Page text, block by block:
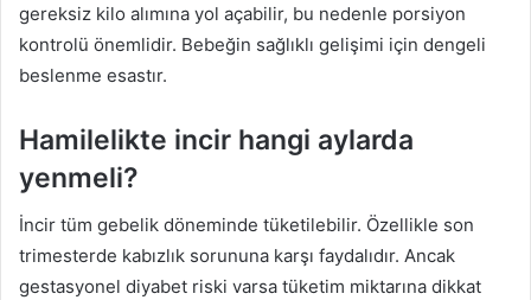
gereksiz kilo alımına yol açabilir, bu nedenle porsiyon
kontrolü önemlidir. Bebeğin sağlıklı gelişimi için dengeli
beslenme esastır.
Hamilelikte incir hangi aylarda
yenmeli?
İncir tüm gebelik döneminde tüketilebilir. Özellikle son
trimesterde kabızlık sorununa karşı faydalıdır. Ancak
gestasyonel diyabet riski varsa tüketim miktarına dikkat